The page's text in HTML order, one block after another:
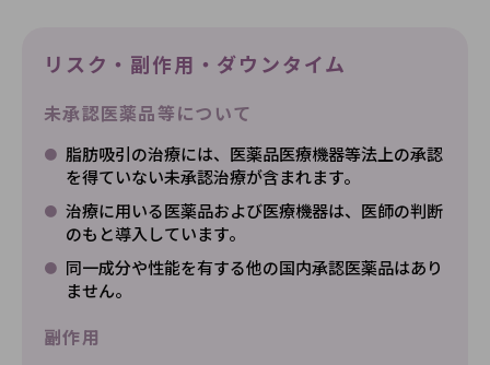
リスク・副作用・ダウンタイム
未承認医薬品等について
脂肪吸引の治療には、医薬品医療機器等法上の承認
を得ていない未承認治療が含まれます。
治療に用いる医薬品および医療機器は、医師の判断
のもと導入しています。
同一成分や性能を有する他の国内承認医薬品はあり
ません。
副作用